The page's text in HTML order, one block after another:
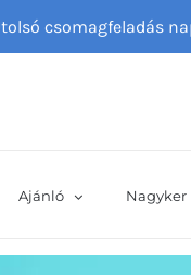
Ajánló Nagyker
csomagfeladás